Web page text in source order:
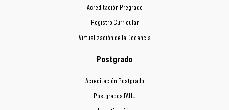
Acreditación Pregrado
Registro Curricular
Virtualización de la Docencia
Postgrado
Acreditación Postgrado
Postgrados FAHU